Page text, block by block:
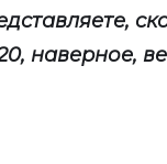
наверное,